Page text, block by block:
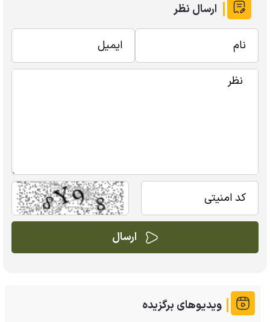
ارسال نظر
ویدیوهای برگزیده